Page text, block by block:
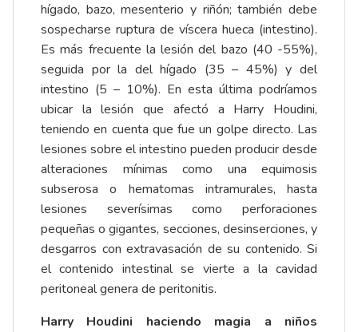
hígado, bazo, mesenterio y riñón; también debe
sospecharse ruptura de víscera hueca (intestino).
Es más frecuente la lesión del bazo (40 -55%),
seguida por la del hígado (35 – 45%) y del
intestino (5 – 10%). En esta última podríamos
ubicar la lesión que afectó a Harry Houdini,
teniendo en cuenta que fue un golpe directo. Las
lesiones sobre el intestino pueden producir desde
alteraciones mínimas como una equimosis
subserosa o hematomas intramurales, hasta
lesiones severísimas como perforaciones
pequeñas o gigantes, secciones, desinserciones, y
desgarros con extravasación de su contenido. Si
el contenido intestinal se vierte a la cavidad
peritoneal genera de peritonitis.
Harry Houdini haciendo magia a niños